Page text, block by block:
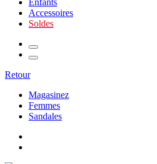
Enfants
Accessoires
Soldes
Retour
Magasinez
Femmes
Sandales